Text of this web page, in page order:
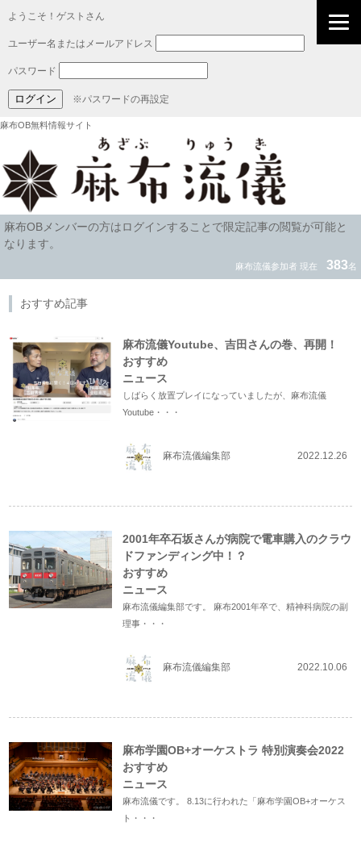
ようこそ！ゲストさん
ユーザー名またはメールアドレス
パスワード
※パスワードの再設定
麻布OB無料情報サイト
麻布OBメンバーの方はログインすることで限定記事の閲覧が可能と
なります。
麻布流儀参加者 現在 383名
おすすめ記事
麻布流儀Youtube、吉田さんの巻、再開！
おすすめ
ニュース
しばらく放置プレイになっていましたが、麻布流儀
Youtube・・・
麻布流儀編集部 2022.12.26
2001年卒石坂さんが病院で電車購入のクラウ
ドファンディング中！？
おすすめ
ニュース
麻布流儀編集部です。 麻布2001年卒で、精神科病院の副
理事・・・
麻布流儀編集部 2022.10.06
麻布学園OB+オーケストラ 特別演奏会2022
おすすめ
ニュース
麻布流儀です。 8.13に行われた「麻布学園OB+オーケス
ト・・・